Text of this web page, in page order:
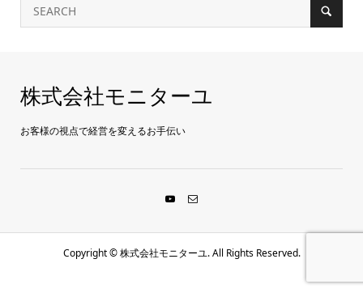
株式会社モニターユ
お客様の視点で経営を変えるお手伝い
Copyright ©株式会社モニターユ. All Rights Reserved.